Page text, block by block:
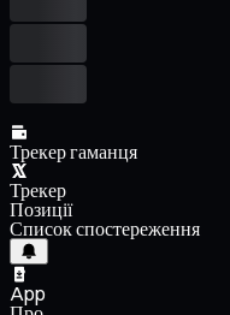
Трекер гаманця
Трекер
Позиції
Список спостереження
App